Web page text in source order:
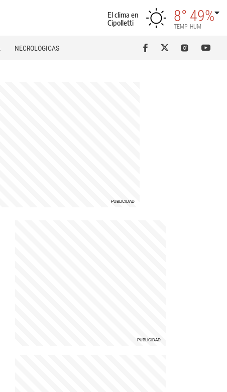
El clima en
Cipolletti
8°
TEMP
49%
HUM
NECROLÓGICAS